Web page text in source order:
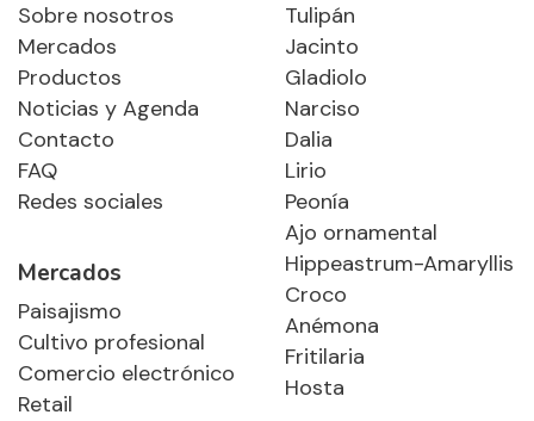
Sobre nosotros
Mercados
Productos
Noticias y Agenda
Contacto
FAQ
Redes sociales
Mercados
Paisajismo
Cultivo profesional
Comercio electrónico
Retail
Tulipán
Jacinto
Gladiolo
Narciso
Dalia
Lirio
Peonía
Ajo ornamental
Hippeastrum-Amaryllis
Croco
Anémona
Fritilaria
Hosta